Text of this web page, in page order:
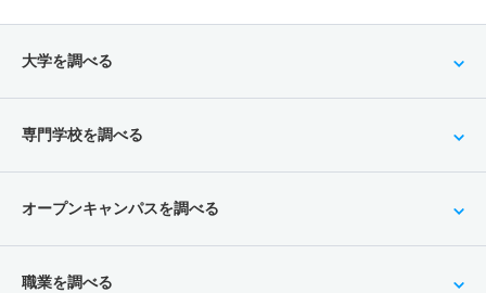
大学を調べる
専門学校を調べる
オープンキャンパスを調べる
職業を調べる